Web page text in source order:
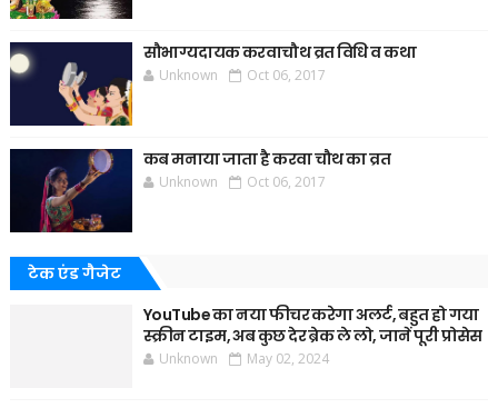
सौभाग्यदायक करवाचौथ व्रत विधि व कथा
Unknown Oct 06, 2017
कब मनाया जाता है करवा चौथ का व्रत
Unknown Oct 06, 2017
टेक एंड गैजेट
YouTube का नया फीचर करेगा अलर्ट, बहुत हो गया
स्क्रीन टाइम, अब कुछ देर ब्रेक ले लो, जानें पूरी प्रोसेस
Unknown May 02, 2024